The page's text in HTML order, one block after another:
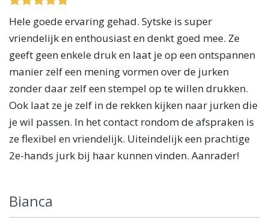
Hele goede ervaring gehad. Sytske is super
vriendelijk en enthousiast en denkt goed mee. Ze
geeft geen enkele druk en laat je op een ontspannen
manier zelf een mening vormen over de jurken
zonder daar zelf een stempel op te willen drukken.
Ook laat ze je zelf in de rekken kijken naar jurken die
je wil passen. In het contact rondom de afspraken is
ze flexibel en vriendelijk. Uiteindelijk een prachtige
2e-hands jurk bij haar kunnen vinden. Aanrader!
Bianca